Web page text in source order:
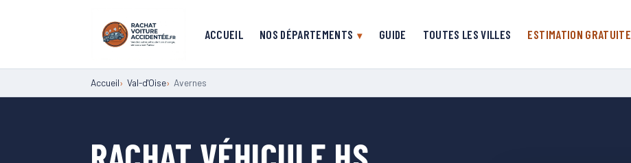
ACCUEIL NOS DÉPARTEMENTS GUIDE TOUTES LES VILLES ESTIMATION GRATUITE
Accueil Val-d'Oise Avernes